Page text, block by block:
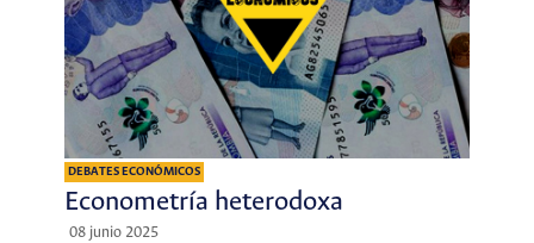
DEBATES ECONÓMICOS
Econometría heterodoxa
08 junio 2025